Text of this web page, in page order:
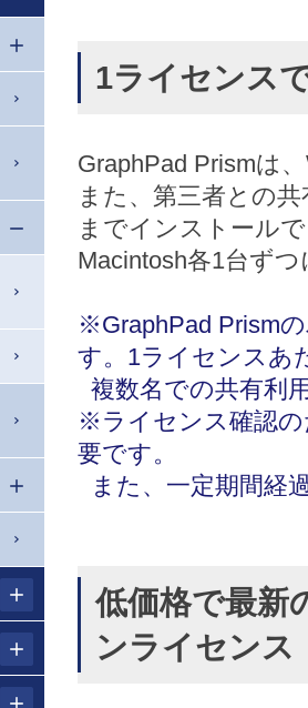
1ライセンス
GraphPad Prismは
また、第三者との
までインストール
Macintosh各1台ず
※GraphPad Prism
す。1ライセンスあ
複数名での共有利
※ライセンス確認の
要です。
また、一定期間経
低価格で最新
ンライセンス